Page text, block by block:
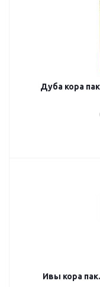
Дуба кора
Ивы кора